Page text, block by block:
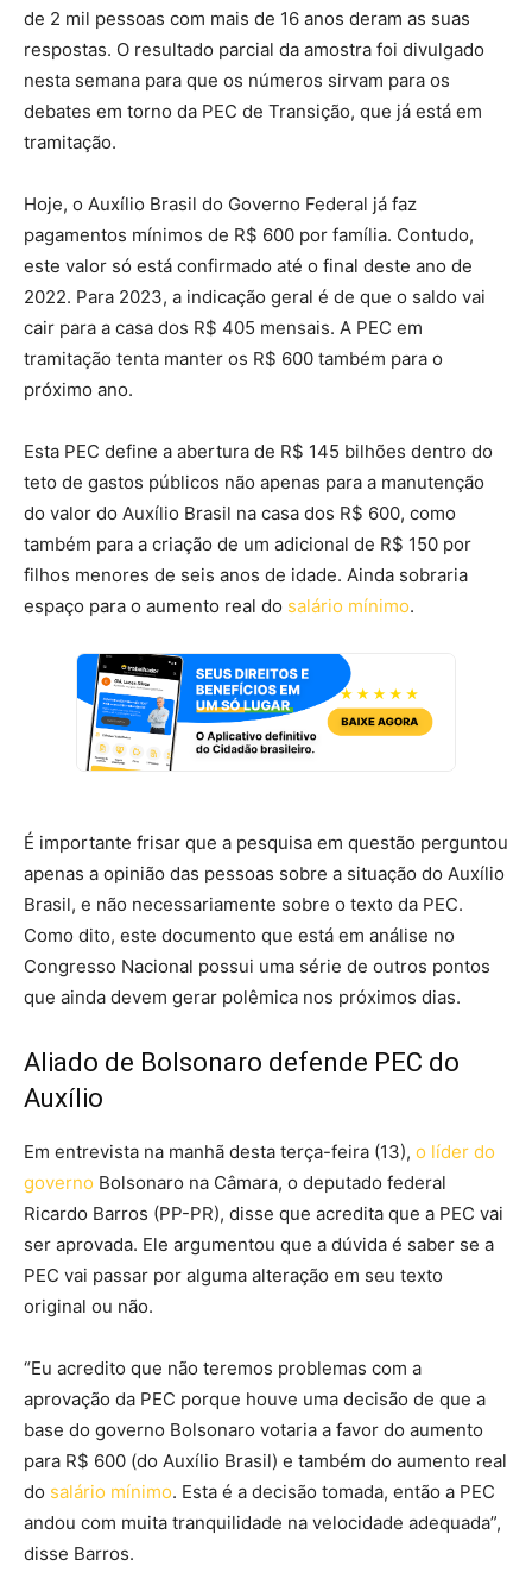
de 2 mil pessoas com mais de 16 anos deram as suas
respostas. O resultado parcial da amostra foi divulgado
nesta semana para que os números sirvam para os
debates em torno da PEC de Transição, que já está em
tramitação.
Hoje, o Auxílio Brasil do Governo Federal já faz
pagamentos mínimos de R$ 600 por família. Contudo,
este valor só está confirmado até o final deste ano de
2022. Para 2023, a indicação geral é de que o saldo vai
cair para a casa dos R$ 405 mensais. A PEC em
tramitação tenta manter os R$ 600 também para o
próximo ano.
Esta PEC define a abertura de R$ 145 bilhões dentro do
teto de gastos públicos não apenas para a manutenção
do valor do Auxílio Brasil na casa dos R$ 600, como
também para a criação de um adicional de R$ 150 por
filhos menores de seis anos de idade. Ainda sobraria
espaço para o aumento real do salário mínimo.
É importante frisar que a pesquisa em questão perguntou
apenas a opinião das pessoas sobre a situação do Auxílio
Brasil, e não necessariamente sobre o texto da PEC.
Como dito, este documento que está em análise no
Congresso Nacional possui uma série de outros pontos
que ainda devem gerar polêmica nos próximos dias.
Aliado de Bolsonaro defende PEC do
Auxílio
Em entrevista na manhã desta terça-feira (13), o líder do
governo Bolsonaro na Câmara, o deputado federal
Ricardo Barros (PP-PR), disse que acredita que a PEC vai
ser aprovada. Ele argumentou que a dúvida é saber se a
PEC vai passar por alguma alteração em seu texto
original ou não.
“Eu acredito que não teremos problemas com a
aprovação da PEC porque houve uma decisão de que a
base do governo Bolsonaro votaria a favor do aumento
para R$ 600 (do Auxílio Brasil) e também do aumento real
do salário mínimo. Esta é a decisão tomada, então a PEC
andou com muita tranquilidade na velocidade adequada”,
disse Barros.